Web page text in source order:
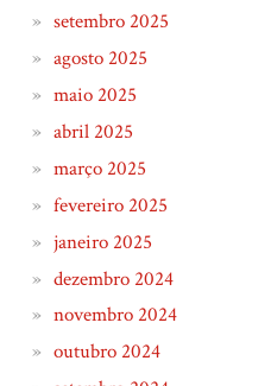
setembro 2025
agosto 2025
maio 2025
abril 2025
março 2025
fevereiro 2025
janeiro 2025
dezembro 2024
novembro 2024
outubro 2024